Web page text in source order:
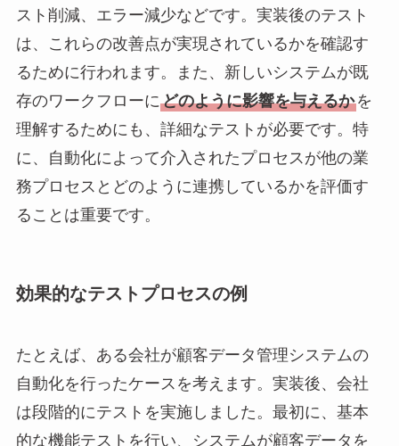
スト削減、エラー減少などです。実装後のテスト
は、これらの改善点が実現されているかを確認す
るために行われます。また、新しいシステムが既
存のワークフローにどのように影響を与えるかを
理解するためにも、詳細なテストが必要です。特
に、自動化によって介入されたプロセスが他の業
務プロセスとどのように連携しているかを評価す
ることは重要です。
効果的なテストプロセスの例
たとえば、ある会社が顧客データ管理システムの
自動化を行ったケースを考えます。実装後、会社
は段階的にテストを実施しました。最初に、基本
的な機能テストを行い、システムが顧客データを